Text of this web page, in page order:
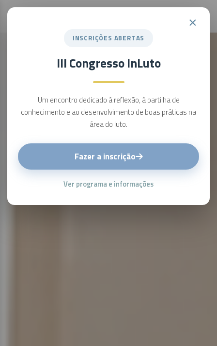
×
INSCRIÇÕES ABERTAS
III Congresso InLuto
Um encontro dedicado à reflexão, à partilha de
conhecimento e ao desenvolvimento de boas práticas na
área do luto.
Fazer a inscrição
Ver programa e informações